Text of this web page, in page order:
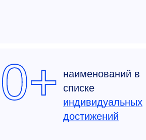
наименований в
списке
индивидуальных
достижений